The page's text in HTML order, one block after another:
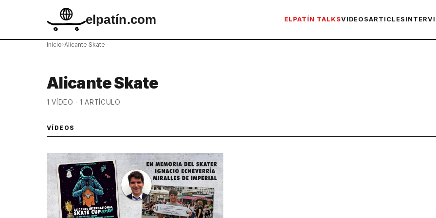
elpatín.com ELPATÍN TALKSVIDEOSARTICLES
Inicio›Alicante Skate
Alicante Skate
1 VÍDEO · 1 ARTÍCULO
VÍDEOS